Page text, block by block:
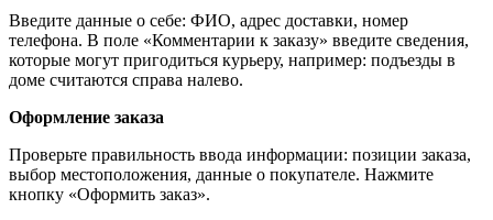
Введите данные о себе: ФИО, адрес доставки, номер
телефона. В поле «Комментарии к заказу» введите сведения,
которые могут пригодиться курьеру, например: подъезды в
доме считаются справа налево.
Оформление заказа
Проверьте правильность ввода информации: позиции заказа,
выбор местоположения, данные о покупателе. Нажмите
кнопку «Оформить заказ».